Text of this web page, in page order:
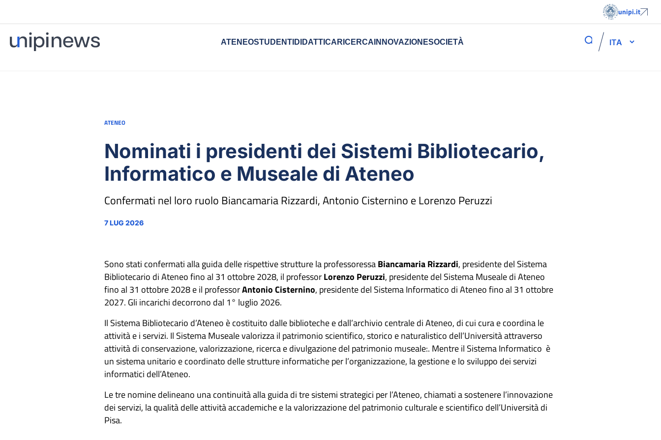
unipi.it
ATENEOSTUDENTI DIDATTICA RICERCA INNOVAZIONESOCIETÀ ITA
ATENEO
Nominati i presidenti dei Sistemi Bibliotecario,
Informatico e Museale di Ateneo
Confermati nel loro ruolo Biancamaria Rizzardi, Antonio Cisternino e Lorenzo Peruzzi
7 LUG 2026
Sono stati confermati alla guida delle rispettive strutture la professoressaBiancamaria Rizzardi, presidente del Sistema
Bibliotecario di Ateneo fino al 31 ottobre 2028, il professorLorenzo Peruzzi, presidente del Sistema Museale di Ateneo
fino al 31 ottobre 2028 e il professorAntonio Cisternino, presidente del Sistema Informatico di Ateneo fino al 31 ottobre
2027. Gli incarichi decorrono dal 1° luglio 2026.
Il Sistema Bibliotecario d’Ateneo è costituito dalle biblioteche e dall’archivio centrale di Ateneo, di cui cura e coordina le
attività e i servizi. Il Sistema Museale valorizza il patrimonio scientifico, storico e naturalistico dell’Università attraverso
attività di conservazione, valorizzazione, ricerca e divulgazione del patrimonio museale:. Mentre il Sistema Informatico è
un sistema unitario e coordinato delle strutture informatiche per l’organizzazione, la gestione e lo sviluppo dei servizi
informatici dell’Ateneo.
Le tre nomine delineano una continuità alla guida di tre sistemi strategici per l’Ateneo, chiamati a sostenere l’innovazione
dei servizi, la qualità delle attività accademiche e la valorizzazione del patrimonio culturale e scientifico dell’Università di
Pisa.